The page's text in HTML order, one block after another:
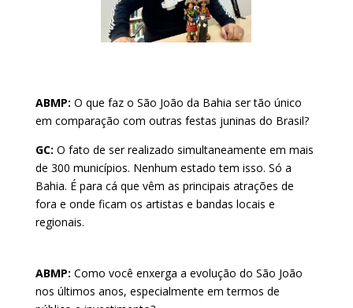
ABMP: O que faz o São João da Bahia ser tão único
em comparação com outras festas juninas do Brasil?
GC: O fato de ser realizado simultaneamente em mais
de 300 municípios. Nenhum estado tem isso. Só a
Bahia. É para cá que vêm as principais atrações de
fora e onde ficam os artistas e bandas locais e
regionais.
ABMP: Como você enxerga a evolução do São João
nos últimos anos, especialmente em termos de